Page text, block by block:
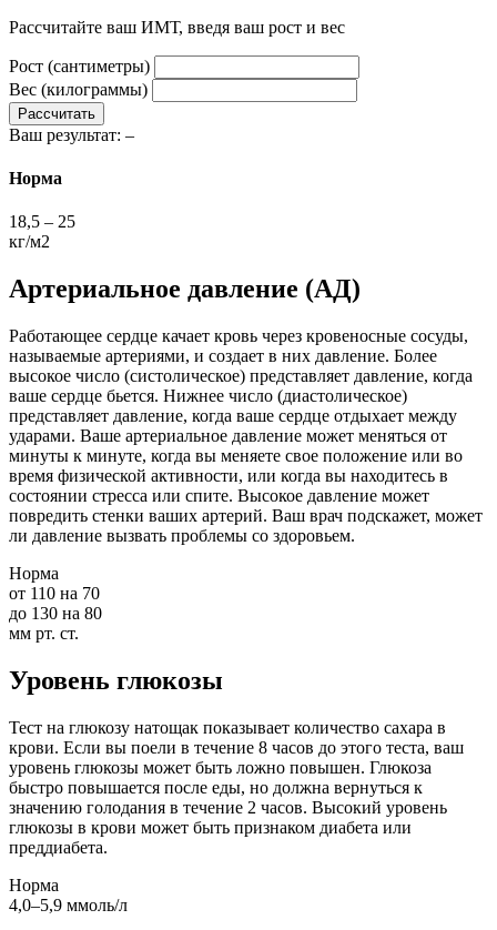
Рассчитайте ваш ИМТ, введя ваш рост и вес
Рост (сантиметры)
Вес (килограммы)
Рассчитать
Ваш результат: –
Норма
18,5 – 25
кг/м2
Артериальное давление (АД)
Работающее сердце качает кровь через кровеносные сосуды,
называемые артериями, и создает в них давление. Более
высокое число (систолическое) представляет давление, когда
ваше сердце бьется. Нижнее число (диастолическое)
представляет давление, когда ваше сердце отдыхает между
ударами. Ваше артериальное давление может меняться от
минуты к минуте, когда вы меняете свое положение или во
время физической активности, или когда вы находитесь в
состоянии стресса или спите. Высокое давление может
повредить стенки ваших артерий. Ваш врач подскажет, может
ли давление вызвать проблемы со здоровьем.
Норма
от 110 на 70
до 130 на 80
мм рт. ст.
Уровень глюкозы
Тест на глюкозу натощак показывает количество сахара в
крови. Если вы поели в течение 8 часов до этого теста, ваш
уровень глюкозы может быть ложно повышен. Глюкоза
быстро повышается после еды, но должна вернуться к
значению голодания в течение 2 часов. Высокий уровень
глюкозы в крови может быть признаком диабета или
преддиабета.
Норма
4,0–5,9 ммоль/л